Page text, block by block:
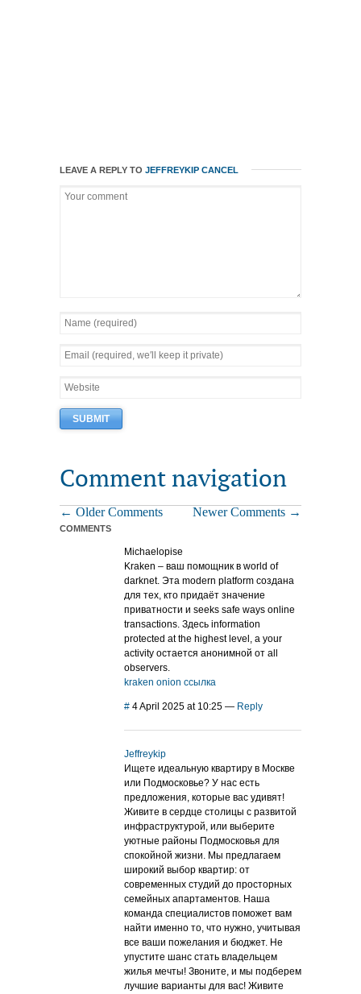
LEAVE A REPLY TO JEFFREYKIP CANCEL
Comment navigation
← Older Comments Newer Comments →
COMMENTS
Michaelopise
Kraken – ваш помощник в world of
darknet. Эта modern platform создана
для тех, кто придаёт значение
приватности и seeks safe ways online
transactions. Здесь information
protected at the highest level, а your
activity остается анонимной от all
observers.
kraken onion ссылка
# 4 April 2025 at 10:25 — Reply
Jeffreykip
Ищете идеальную квартиру в Москве
или Подмосковье? У нас есть
предложения, которые вас удивят!
Живите в сердце столицы с развитой
инфраструктурой, или выберите
уютные районы Подмосковья для
спокойной жизни. Мы предлагаем
широкий выбор квартир: от
современных студий до просторных
семейных апартаментов. Наша
команда специалистов поможет вам
найти именно то, что нужно, учитывая
все ваши пожелания и бюджет. Не
упустите шанс стать владельцем
жилья мечты! Звоните, и мы подберем
лучшие варианты для вас! Живите